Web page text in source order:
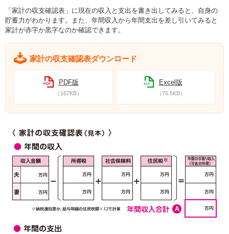
「家計の収支確認表」に現在の収入と支出を書き出してみると、自身の
貯蓄力がわかります。また、年間収入から年間支出を差し引いてみると
家計が赤字か黒字なのか確認できます。
家計の収支確認表ダウンロード
PDF版
（167KB）
Excel版
（76.5KB）